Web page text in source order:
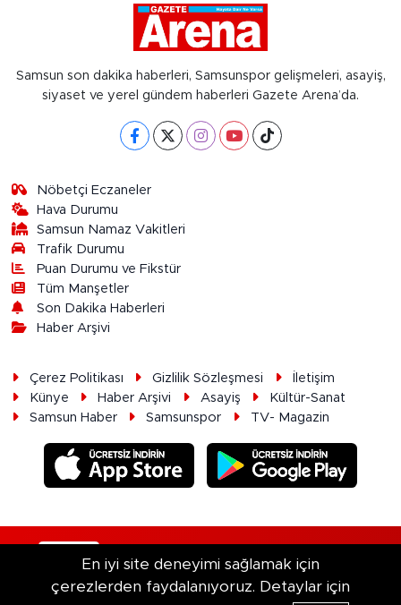
Samsun son dakika haberleri, Samsunspor gelişmeleri, asayiş,
siyaset ve yerel gündem haberleri Gazete Arena’da.
Nöbetçi Eczaneler
Hava Durumu
Samsun Namaz Vakitleri
Trafik Durumu
Puan Durumu ve Fikstür
Tüm Manşetler
Son Dakika Haberleri
Haber Arşivi
Çerez Politikası Gizlilik Sözleşmesi
İletişim
Künye
Haber Arşivi Asayiş
Kültür-Sanat
Samsun Haber
Samsunspor TV- Magazin
RSS Copyright © 2026. Her hakkı saklıdır.
En iyi site deneyimi sağlamak için
çerezlerden faydalanıyoruz. Detaylar için